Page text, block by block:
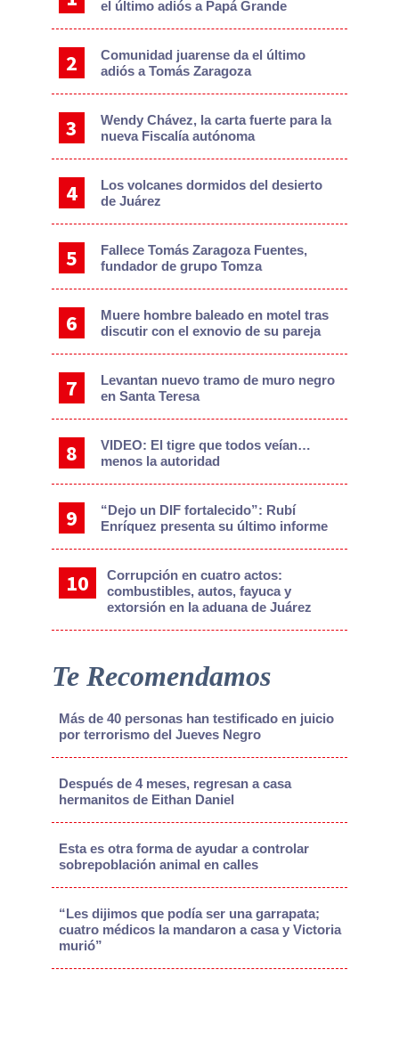
el último adiós a Papá Grande
Comunidad juarense da el último
adiós a Tomás Zaragoza
Wendy Chávez, la carta fuerte para la
nueva Fiscalía autónoma
Los volcanes dormidos del desierto
de Juárez
Fallece Tomás Zaragoza Fuentes,
fundador de grupo Tomza
Muere hombre baleado en motel tras
discutir con el exnovio de su pareja
Levantan nuevo tramo de muro negro
en Santa Teresa
VIDEO: El tigre que todos veían…
menos la autoridad
“Dejo un DIF fortalecido”: Rubí
Enríquez presenta su último informe
Corrupción en cuatro actos:
combustibles, autos, fayuca y
extorsión en la aduana de Juárez
Te Recomendamos
Más de 40 personas han testificado en juicio
por terrorismo del Jueves Negro
Después de 4 meses, regresan a casa
hermanitos de Eithan Daniel
Esta es otra forma de ayudar a controlar
sobrepoblación animal en calles
“Les dijimos que podía ser una garrapata;
cuatro médicos la mandaron a casa y Victoria
murió”